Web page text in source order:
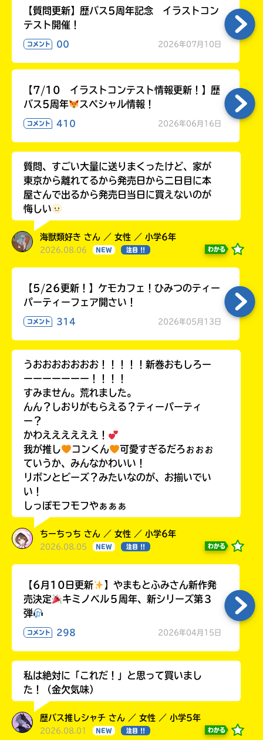
【質問更新】歴バス5周年記念 イラストコン
テスト開催！
コメント 00 2026年07月10日
【7/10 イラストコンテスト情報更新！】歴
バス5周年
スペシャル情報！
コメント 410 2026年06月16日
質問、すごい大量に送りまくったけど、家が
東京から離れてるから発売日から二日目に本
屋さんで出るから発売日当日に買えないのが
悔しい
海獣類好き さん ／ 女性 ／ 小学6年
2026.08.06 NEW 注目 !! わかる
【5/26更新！】ケモカフェ！ひみつのティー
パーティーフェア開さい！
コメント 314 2026年05月13日
うおおおおおおお！！！！！新巻おもしろー
ーーーーーーー！！！！
すみません。荒れました。
んん？しおりがもらえる？ティーパーティ
ー？
かわええええええ！
我が推し
コンくん
可愛すぎるだろぉぉぉ
ていうか、みんなかわいい！
リボンとビーズ？みたいなのが、お揃いでい
い！
しっぽモフモフやぁぁぁ
ちーちっち さん ／ 女性 ／ 小学6年
2026.08.05 NEW 注目 !! わかる
【6月10日更新
】やまもとふみさん新作発
売決定
キミノベル５周年、新シリーズ第３
弾
コメント 298 2026年04月15日
私は絶対に「これだ！」と思って買いまし
た！（金欠気味）
歴バス推しシャチ さん ／ 女性 ／ 小学5年
2026.08.01 NEW 注目 !! わかる